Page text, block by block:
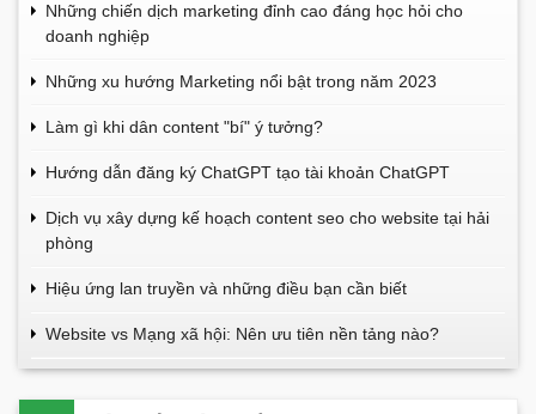
Những chiến dịch marketing đỉnh cao đáng học hỏi cho
doanh nghiệp
Những xu hướng Marketing nổi bật trong năm 2023
Làm gì khi dân content "bí" ý tưởng?
Hướng dẫn đăng ký ChatGPT tạo tài khoản ChatGPT
Dịch vụ xây dựng kế hoạch content seo cho website tại hải
phòng
Hiệu ứng lan truyền và những điều bạn cần biết
Website vs Mạng xã hội: Nên ưu tiên nền tảng nào?